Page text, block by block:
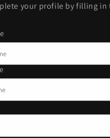
your profile by filling in